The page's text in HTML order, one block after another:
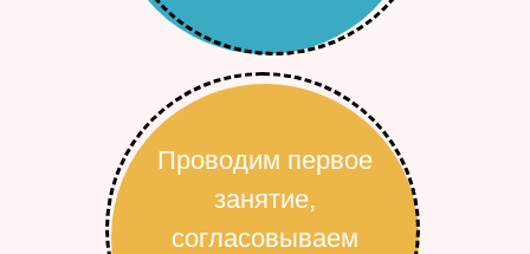
Проводим первое
занятие,
согласовываем